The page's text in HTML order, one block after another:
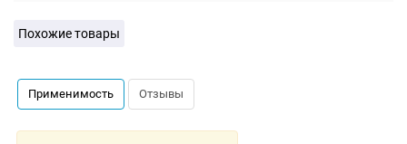
Похожие товары
Применимость Отзывы